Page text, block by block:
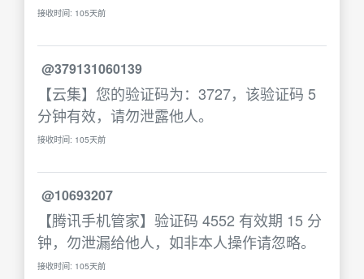
接收时间: 105天前
@379131060139
【云集】您的验证码为：3727，该验证码 5
分钟有效，请勿泄露他人。
接收时间: 105天前
@10693207
【腾讯手机管家】验证码 4552 有效期 15 分
钟，勿泄漏给他人，如非本人操作请忽略。
接收时间: 105天前